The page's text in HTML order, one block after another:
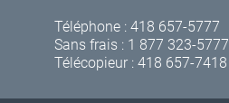
Téléphone :418 657-5777
Sans frais : 1 877 323-5777
Télécopieur : 418 657-7418